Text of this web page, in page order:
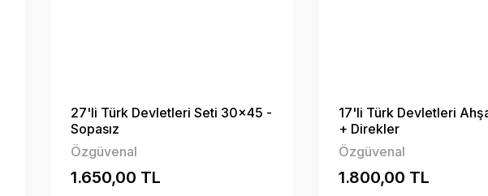
27'li Türk Devletleri Seti 30x45 -
Sopasız
Özgüvenal
1.650,00 TL
17'li Türk Devletleri
+ Direkler
Özgüvenal
1.800,00 TL